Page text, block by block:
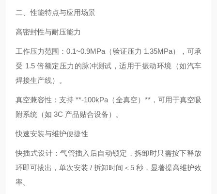
二、性能特点与应用场景
高密封性与耐压能力
工作压力范围：0.1~0.9MPa（验证压力 1.35MPa），可承
受 1.5 倍额定压力的脉冲测试，适用于振动环境（如汽车
焊接生产线）。
真空兼容性：支持 **-100kPa（全真空）**，可用于真空吸
附系统（如 3C 产品贴合设备）。
快速安装与维护便捷性
快插式设计：气管插入后自动锁定，拆卸时只需按下释放
环即可拔出，单次安装 / 拆卸时间＜5 秒，显著提高维护效
率。